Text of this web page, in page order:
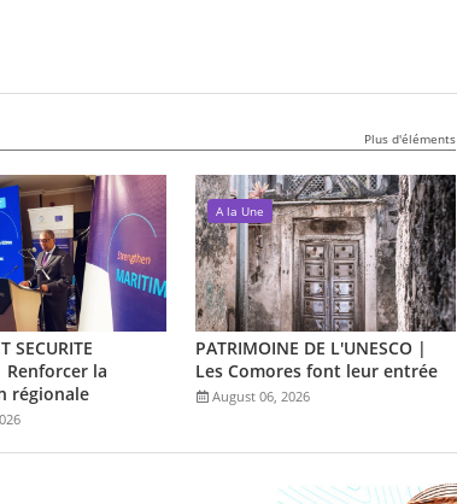
Plus d'éléments
SECURITE
Renforcer la
régionale
A la Une
PATRIMOINE DE L'UNESCO |
Les Comores font leur entrée
August 06, 2026